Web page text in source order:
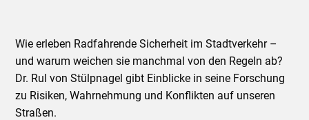
Wie erleben Radfahrende Sicherheit im Stadtverkehr –
und warum weichen sie manchmal von den Regeln ab?
Dr. Rul von Stülpnagel gibt Einblicke in seine Forschung
zu Risiken, Wahrnehmung und Konflikten auf unseren
Straßen.